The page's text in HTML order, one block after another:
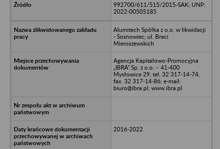
992700/611/515/2015-SAK; UNP:
2022-00505185
Alumitech Spółka z o.o. w likwidacji
- Sosnowiec; ul. Braci
Mieroszewskich
Agencja Kapitałowo-Promocyjna
„IBRA” Sp. z o.o. – 41-400
Mysłowice 29; tel. 32 317-14-74,
fax. 32 317-14-86; e-mail:
biuro@ibra.pl; www.ibra.pl
2016-2022